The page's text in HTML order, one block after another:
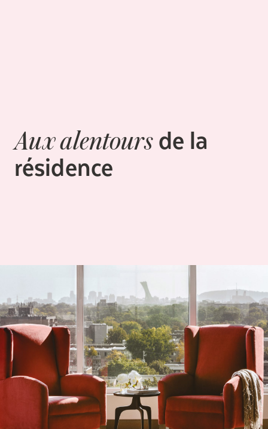
Aux alentoursde la
résidence